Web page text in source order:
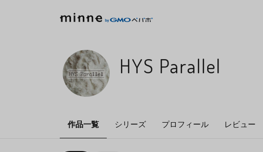
HYS Parallel
作品一覧 シリーズ プロフィール レビュー